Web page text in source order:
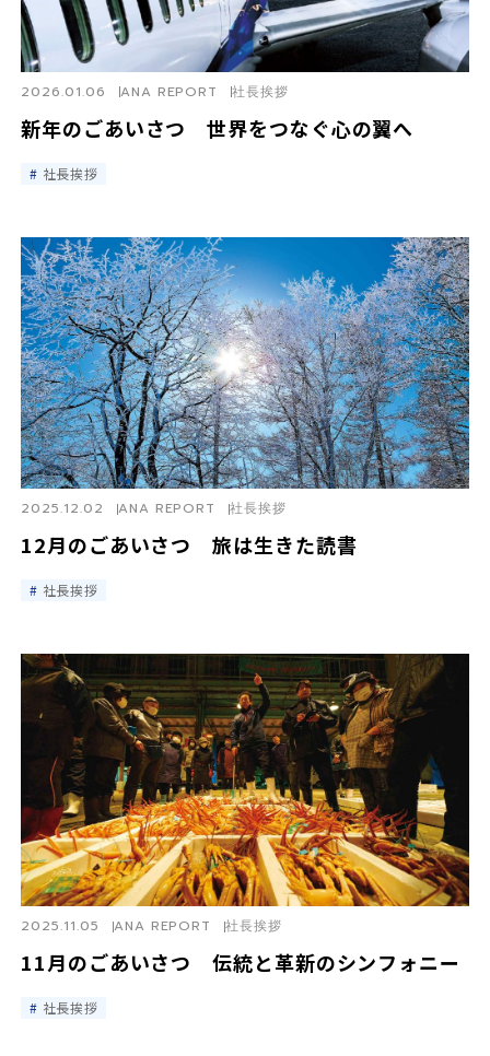
新年のごあいさつ 世界をつなぐ心の翼へ
2026.01.06 ANA REPORT 社長挨拶
社長挨拶
12月のごあいさつ 旅は生きた読書
2025.12.02 ANA REPORT 社長挨拶
社長挨拶
11月のごあいさつ 伝統と革新のシンフォニー
2025.11.05 ANA REPORT 社長挨拶
社長挨拶